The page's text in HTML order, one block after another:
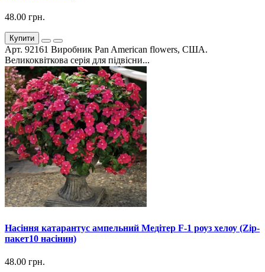
48.00 грн.
Купити
Арт. 92161 Виробник Pan American flowers, США.
Великоквіткова серія для підвісни...
Насіння катарантус ампельний Медітер F-1 роуз хелоу (Zip-
пакет10 насінин)
48.00 грн.